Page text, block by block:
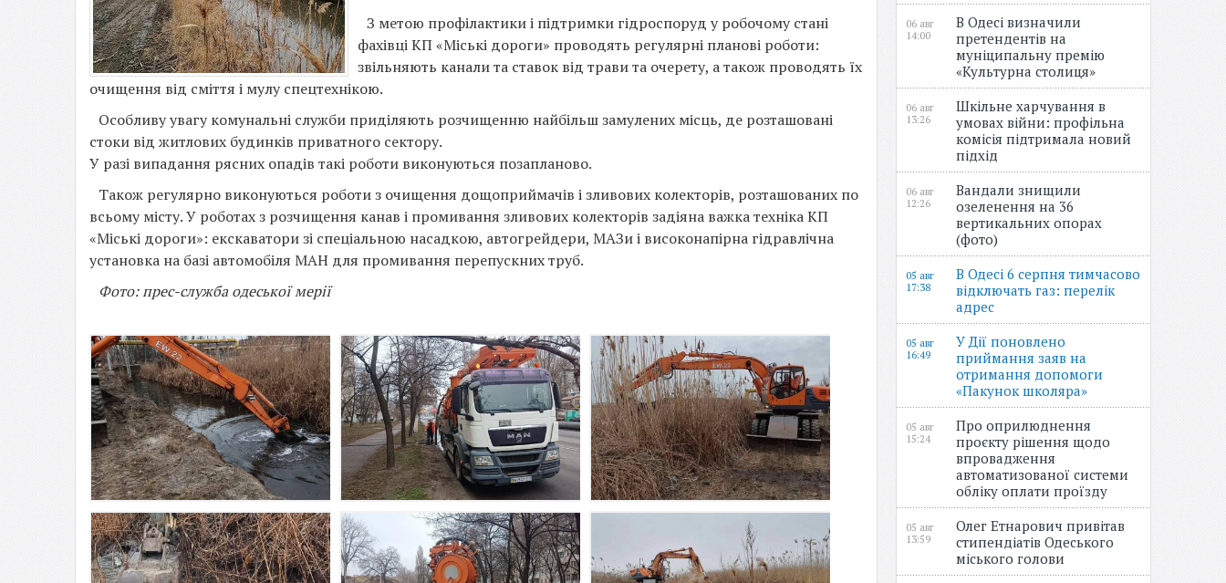
З метою профілактики і підтримки гідроспоруд у робочому стані
фахівці КП «Міські дороги» проводять регулярні планові роботи:
звільняють канали та ставок від трави та очерету, а також проводять їх
очищення від сміття і мулу спецтехнікою.
Особливу увагу комунальні служби приділяють розчищенню найбільш замулених місць, де розташовані
стоки від житлових будинків приватного сектору.
У разі випадання рясних опадів такі роботи виконуються позапланово.
Також регулярно виконуються роботи з очищення дощоприймачів і зливових колекторів, розташованих по
всьому місту. У роботах з розчищення канав і промивання зливових колекторів задіяна важка техніка КП
«Міські дороги»: екскаватори зі спеціальною насадкою, автогрейдери, МАЗи і високонапірна гідравлічна
установка на базі автомобіля МАН для промивання перепускних труб.
Фото: прес-служба одеської мерії
06 авг
14:00
В Одесі визначили
претендентів на
муніципальну премію
«Культурна столиця»
06 авг
13:26
Шкільне харчування в
умовах війни: профільна
комісія підтримала новий
підхід
06 авг
12:26
Вандали знищили
озеленення на 36
вертикальних опорах
(фото)
05 авг
17:38
В Одесі 6 серпня тимчасово
відключать газ: перелік
адрес
05 авг
16:49
У Дії поновлено
приймання заяв на
отримання допомоги
«Пакунок школяра»
05 авг
15:24
Про оприлюднення
проєкту рішення щодо
впровадження
автоматизованої системи
обліку оплати проїзду
05 авг
13:59
Олег Етнарович привітав
стипендіатів Одеського
міського голови